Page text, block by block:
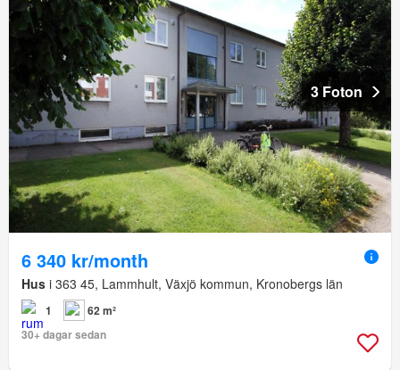
3 Foton
6 340 kr/month
Hus i 363 45, Lammhult, Växjö kommun, Kronobergs län
1
62 m²
30+ dagar sedan